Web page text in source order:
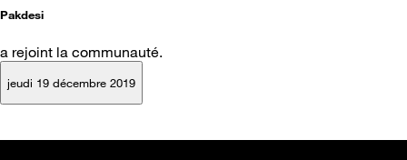
Pakdesi
a rejoint la communauté.
jeudi 19 décembre 2019